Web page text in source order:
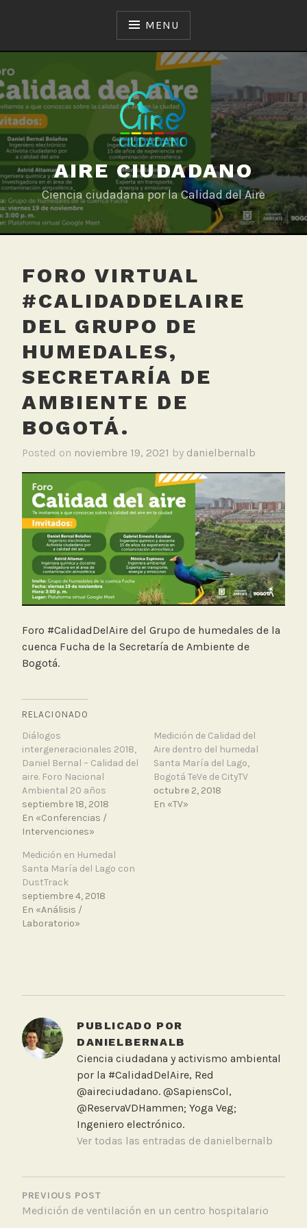
MENU
AIRE CIUDADANO
Ciencia ciudadana por la Calidad del Aire
FORO VIRTUAL
#CALIDADDELAIRE
DEL GRUPO DE
HUMEDALES,
SECRETARÍA DE
AMBIENTE DE
BOGOTÁ.
Posted on noviembre 19, 2021 by danielbernalb
Foro #CalidadDelAire del Grupo de humedales de la
cuenca Fucha de la Secretaría de Ambiente de
Bogotá.
RELACIONADO
Diálogos
intergeneracionales 2018,
Daniel Bernal – Calidad del
aire. Foro Nacional
Ambiental 20 años
septiembre 18, 2018
En «Conferencias /
Intervenciones»
Medición de Calidad del
Aire dentro del humedal
Santa María del Lago,
Bogotá TeVe de CityTV
octubre 2, 2018
En «TV»
Medición en Humedal
Santa María del Lago con
DustTrack
septiembre 4, 2018
En «Análisis /
Laboratorio»
e
d
r
t
PUBLICADO POR
DANIELBERNALB
Ciencia ciudadana y activismo ambiental
por la #CalidadDelAire, Red
@aireciudadano. @SapiensCol,
@ReservaVDHammen; Yoga Veg;
Ingeniero electrónico.
Ver todas las entradas de danielbernalb
NAVEGACIÓN
DE
ENTRADAS
PREVIOUS POST
Medición de ventilación en un centro hospitalario